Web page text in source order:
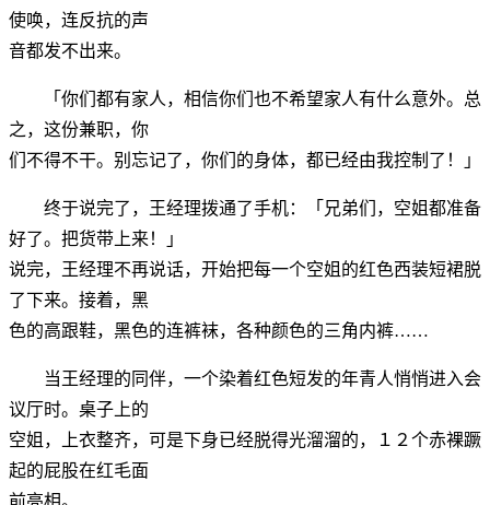
使唤，连反抗的声
音都发不出来。
「你们都有家人，相信你们也不希望家人有什么意外。总
之，这份兼职，你
们不得不干。别忘记了，你们的身体，都已经由我控制了！」
终于说完了，王经理拨通了手机：「兄弟们，空姐都准备
好了。把货带上来！」
说完，王经理不再说话，开始把每一个空姐的红色西装短裙脱
了下来。接着，黑
色的高跟鞋，黑色的连裤袜，各种颜色的三角内裤……
当王经理的同伴，一个染着红色短发的年青人悄悄进入会
议厅时。桌子上的
空姐，上衣整齐，可是下身已经脱得光溜溜的，１２个赤裸蹶
起的屁股在红毛面
前亮相。